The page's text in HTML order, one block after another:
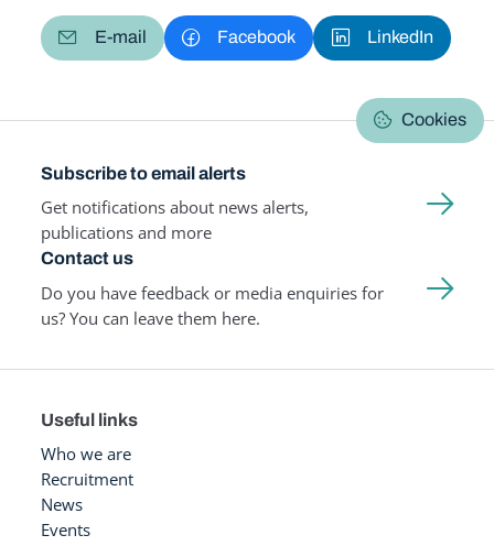
E-mail Facebook LinkedIn
Cookies
Subscribe to email alerts
Get notifications about news alerts,
publications and more
Contact us
Do you have feedback or media enquiries for
us? You can leave them here.
Useful links
Who we are
Recruitment
News
Events